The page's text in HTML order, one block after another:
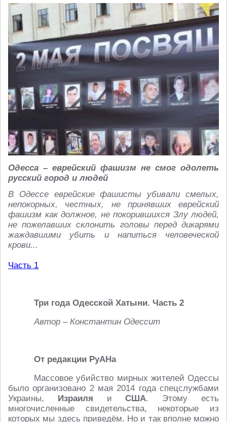
Одесса – еврейский фашизм не смог одолеть
русский город и людей
В Одессе еврейские фашисты убивали смелых,
непокорных, честных, не принявших еврейский
фашизм как должное, не покорившихся Злу людей,
не пожелавших склонить головы перед дикарями
жаждавшими убить и напиться человеческой
крови...
Часть 1
Три года Одесской Хатыни. Часть 2
Автор – Константин Одессит
От редакции РуАНа
Массовое убийство мирных жителей Одессы
было организовано 2 мая 2014 года спецслужбами
Украины, Израиля иСША. Этому есть
многочисленные свидетельства, некоторые из
которых мы здесь приведём. Но и так вполне можно